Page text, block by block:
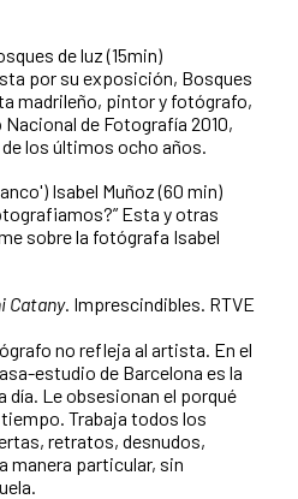
de luz (15min)
por su exposición, Bosques
madrileño, pintor y fotógrafo,
de Fotografía 2010,
los últimos ocho años.
Isabel Muñoz (60 min)
Esta y otras
sobre la fotógrafa Isabel
Catany. Imprescindibles. RTVE
no refleja al artista. En el
estudio de Barcelona es la
día. Le obsesionan el porqué
Trabaja todos los
retratos, desnudos,
manera particular, sin